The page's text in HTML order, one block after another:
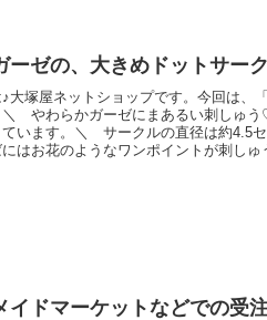
ーゼの、大きめドットサー
大塚屋ネットショップです。今回は、
＼ やわらかガーゼにまあるい刺しゅ
ています。＼ サークルの直径は約4.5
はお花のようなワンポイントが刺し
イドマーケットなどでの受